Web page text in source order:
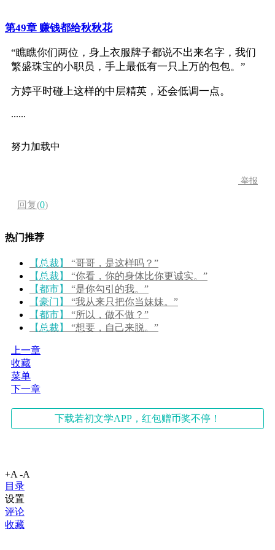
第49章 赚钱都给秋秋花
“瞧瞧你们两位，身上衣服牌子都说不出来名字，我们
繁盛珠宝的小职员，手上最低有一只上万的包包。”
方婷平时碰上这样的中层精英，还会低调一点。
......
努力加载中
举报
回复(0)
热门推荐
【总裁】
“哥哥，是这样吗？”
【总裁】
“你看，你的身体比你更诚实。”
【都市】
“是你勾引的我。”
【豪门】
“我从来只把你当妹妹。”
【都市】
“所以，做不做？”
【总裁】
“想要，自己来脱。”
上一章
收藏
菜单
下一章
下载若初文学APP，红包赠币奖不停！
+A -A
目录
设置
评论
收藏